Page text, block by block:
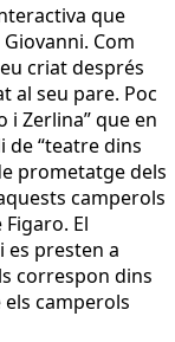
que
Com
criat després
al seu pare. Poc
i Zerlina” que en
de “teatre dins
prometatge dels
camperols
El
es presten a
correspon dins
els camperols